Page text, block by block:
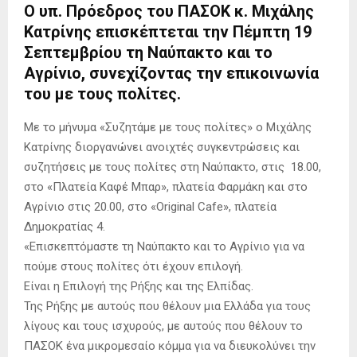
Ο υπ. Πρόεδρος του ΠΑΣΟΚ κ. Μιχάλης
Κατρίνης επισκέπτεται την Πέμπτη 19
Σεπτεμβρίου τη Ναύπακτο και το
Αγρίνιο, συνεχίζοντας την επικοινωνία
του με τους πολίτες.
Με το μήνυμα «Συζητάμε με τους πολίτες» ο Μιχάλης
Κατρίνης διοργανώνει ανοιχτές συγκεντρώσεις και
συζητήσεις με τους πολίτες στη Ναύπακτο, στις 18.00,
στο «Πλατεία Καφέ Μπαρ», πλατεία Φαρμάκη και στο
Αγρίνιο στις 20.00, στο «Original Cafe», πλατεία
Δημοκρατίας 4.
«Επισκεπτόμαστε τη Ναύπακτο και το Αγρίνιο για να
πούμε στους πολίτες ότι έχουν επιλογή.
Είναι η Επιλογή της Ρήξης και της Ελπίδας.
Της Ρήξης με αυτούς που θέλουν μια Ελλάδα για τους
λίγους και τους ισχυρούς, με αυτούς που θέλουν το
ΠΑΣΟΚ ένα μικρομεσαίο κόμμα για να διευκολύνει την